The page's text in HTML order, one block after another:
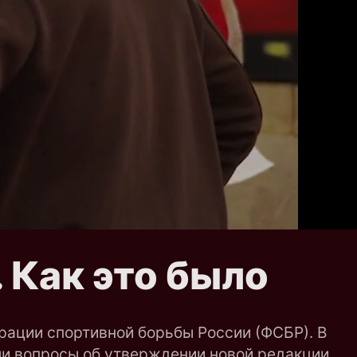
это было
спортивной борьбы России (ФСБР). В